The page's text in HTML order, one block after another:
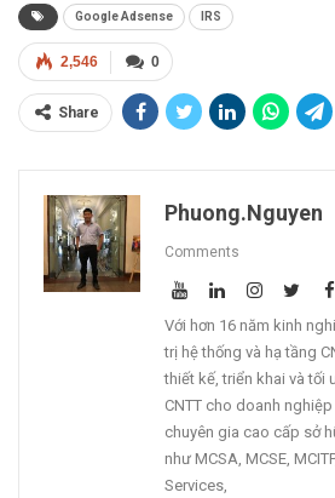
Google Adsense IRS
0
2,546
Share
Phuong.nguyen
Comments
Với hơn 16 năm kinh
trị hệ thống và hạ tầng
thiết kế, triển khai và tối
CNTT cho doanh
chuyên gia cao cấp sở
như MCSA, MCSE,
Services,